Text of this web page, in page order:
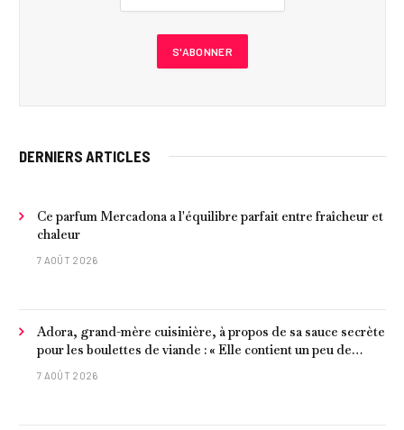
DERNIERS ARTICLES
Ce parfum Mercadona a l'équilibre parfait entre fraîcheur et
chaleur
7 AOÛT 2026
Adora, grand-mère cuisinière, à propos de sa sauce secrète
pour les boulettes de viande : « Elle contient un peu de
curcuma, du poivre, une poignée d'amandes et des tomates
7 AOÛT 2026